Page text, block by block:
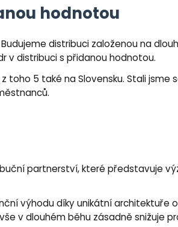
hodnotou
distribuci založenou na
v distribuci s přidanou hodnotou.
toho 5 také na Slovensku. Stali
partnerství, které představuje
výhodu díky unikátní
v dlouhém běhu zásadně snižuje